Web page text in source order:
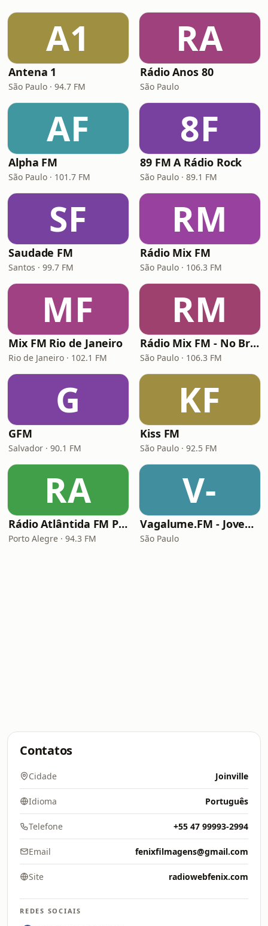
A1
Antena 1
São Paulo · 94.7 FM
RA
Rádio Anos 80
São Paulo
AF
Alpha FM
São Paulo · 101.7 FM
8F
89 FM A Rádio Rock
São Paulo · 89.1 FM
SF
Saudade FM
Santos · 99.7 FM
RM
Rádio Mix FM
São Paulo · 106.3 FM
MF
Mix FM Rio de Janeiro
Rio de Janeiro · 102.1 FM
RM
Rádio Mix FM - No Break
São Paulo · 106.3 FM
G
GFM
Salvador · 90.1 FM
KF
Kiss FM
São Paulo · 92.5 FM
RA
Rádio Atlântida FM Porto Alegre
Porto Alegre · 94.3 FM
V-
Vagalume.FM - Jovem Guarda
São Paulo
Contatos
Cidade Joinville
Idioma Português
Telefone +55 47 99993-2994
Email fenixfilmagens@gmail.com
Site radiowebfenix.com
REDES SOCIAIS